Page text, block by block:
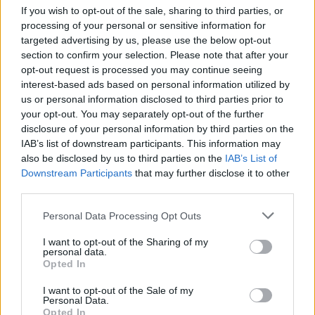
If you wish to opt-out of the sale, sharing to third parties, or
processing of your personal or sensitive information for
targeted advertising by us, please use the below opt-out
section to confirm your selection. Please note that after your
opt-out request is processed you may continue seeing
interest-based ads based on personal information utilized by
us or personal information disclosed to third parties prior to
your opt-out. You may separately opt-out of the further
disclosure of your personal information by third parties on the
IAB’s list of downstream participants. This information may
also be disclosed by us to third parties on the IAB’s List of
Downstream Participants that may further disclose it to other
Please note that this website/app uses one or more Google
not limited to your visit or usage behaviour. You may click to
grant or deny consent to Google and its third-party tags to
use your data for below specified purposes in below Google
consent section.
Personal Data Processing Opt Outs
I want to opt-out of the Sharing of my
personal data.
Opted In
I want to opt-out of the Sale of my
Personal Data.
Opted In
07. 31.
NEM A CITROMSAV, AZ ECET VAGY A
SZÓDABIKARBÓNA A LEGERŐSEBB: EZT HASZNÁLJÁK A
SZÁLLODÁKBAN A VÍZKŐ ELLEN
Ez a szer tényleg eltünteti a vízkövet
07. 31.
HAGYD A SÓT: EGY CSIPET EBBŐL A FŐZŐVÍZBE,
ÉS SOKKAL FINOMABB LESZ A FŐTT KRUMPLI
Titkos hozzávaló
07. 31.
EZZEL LOCSOLD HETENTE EGYSZER: KÉTSZER
ANNYI VIRÁGOT HOZ MAJD A MUSKÁTLI, HA EZT CSINÁLOD
Ettől lesz a tiéd a leggyönyörűbb muskátli a környéken
24 óra